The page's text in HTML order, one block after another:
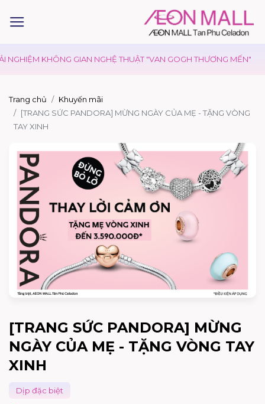
KHÔNG GIAN NGHỆ THUẬT "VAN GOGH THƯƠNG MẾN"
Trang chủ
Khuyến mãi
[TRANG SỨC PANDORA] MỪNG NGÀY CỦA MẸ - TẶNG VÒNG
TAY XINH
[TRANG SỨC PANDORA] MỪNG
NGÀY CỦA MẸ - TẶNG VÒNG TAY
XINH
Dịp đặc biệt